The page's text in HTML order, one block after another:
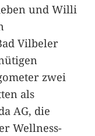
und Willi
Vilbeler
zwei
als
AG, die
Wellness-